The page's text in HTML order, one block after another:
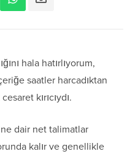
hala hatırlıyorum,
saatler harcadıktan
kırıcıydı.
dair net talimatlar
kalır ve genellikle